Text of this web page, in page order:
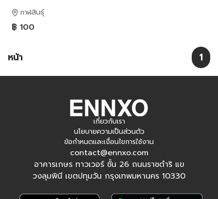
กาฬสินธุ์
฿ 100
หน้า 1
เกี่ยวกับเรา
นโยบายความเป็นส่วนตัว
ข้อกำหนดและเงื่อนไขการใช้งาน
contact@ennxo.com
อาคารเกษร ทาวเวอร์ ชั้น 26 ถนนราชดำริ แข
วงลุมพินี เขตปทุมวัน กรุงเทพมหานคร 10330